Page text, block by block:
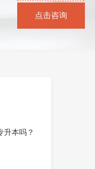
升本吗？
点击咨询